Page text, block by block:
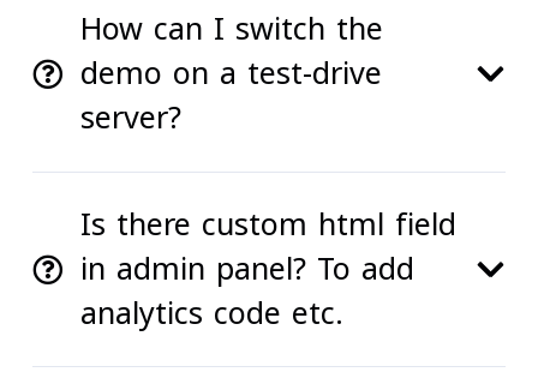
How can I switch the
demo on a test-drive
server?
Is there custom html field
in admin panel? To add
analytics code etc.